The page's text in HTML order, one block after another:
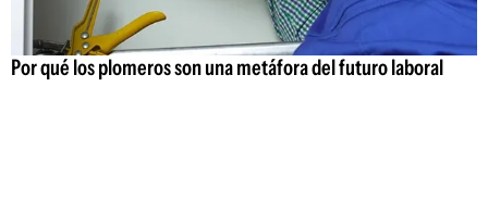
Por qué los plomeros son una metáfora del futuro laboral